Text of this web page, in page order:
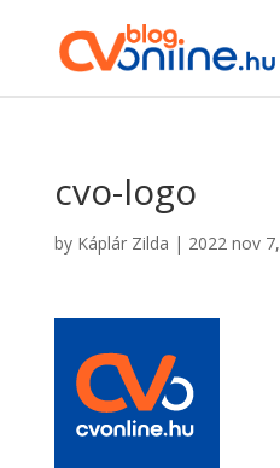
cvo-logo
by Káplár Zilda | 2022 nov 7,